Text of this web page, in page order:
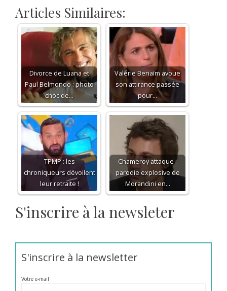
Articles Similaires:
Divorce de Luana et
Paul Belmondo : photo
choc de…
Valérie Benaïm avoue
son attirance passée
pour…
TPMP : les
chroniqueurs dévoilent
leur retraite !
Chameroy attaque :
parodie explosive de
Morandini en…
S'inscrire à la newsleter
S'inscrire à la newsletter
Votre e-mail